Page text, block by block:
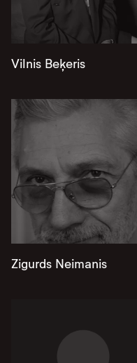
Vilnis Beķeris
Zigurds Neimanis